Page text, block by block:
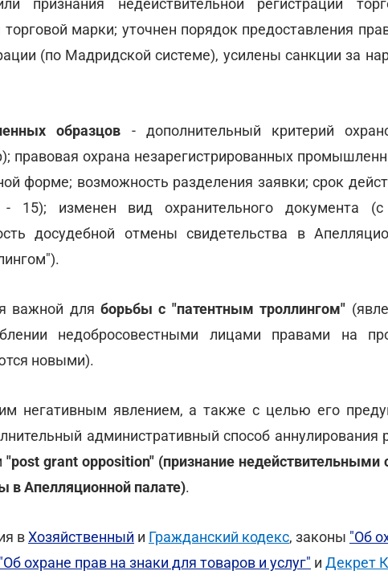
признания недействительной регистрации
торговой марки; уточнен порядок предоставления
(по Мадридской системе), усилены санкции за
образцов - дополнительный критерий
правовая охрана незарегистрированных
форме; возможность разделения заявки; срок
15); изменен вид охранительного документа
досудебной отмены свидетельства в
важной для борьбы с "патентным троллингом"
недобросовестными лицами правами на
новыми).
негативным явлением, а также с целью его
административный способ аннулирования
"post grant opposition" (признание недействительными
Апелляционной палате).
вХозяйственный и Гражданский кодекс, законы "Об
"Об охране прав на знаки для товаров и услуг" и Декрет